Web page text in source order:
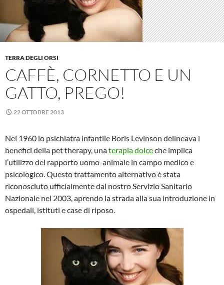
TERRA DEGLI ORSI
CAFFÈ, CORNETTO E UN
GATTO, PREGO!
22 OTTOBRE 2013
Nel 1960 lo psichiatra infantile Boris Levinson delineava i
benefici della pet therapy, unaterapia dolceche implica
l’utilizzo del rapporto uomo-animale in campo medico e
psicologico. Questo trattamento alternativo è stata
riconosciuto ufficialmente dal nostro Servizio Sanitario
Nazionale nel 2003, aprendo la strada alla sua introduzione in
ospedali, istituti e case di riposo.